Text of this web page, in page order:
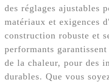
des réglages ajustables
matériaux et exigences
construction robuste et
performants
de la chaleur, pour des
durables. Que vous